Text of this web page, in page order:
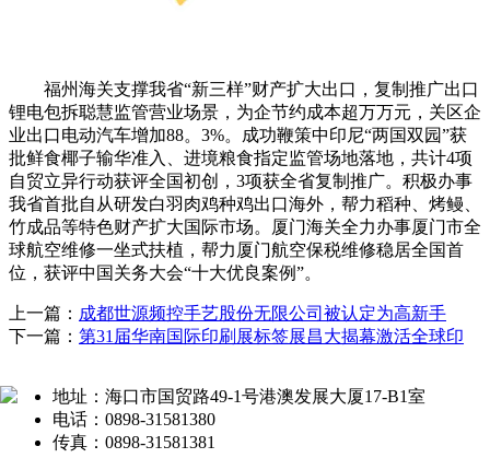
福州海关支撑我省“新三样”财产扩大出口，复制推广出口
锂电包拆聪慧监管营业场景，为企节约成本超万万元，关区企
业出口电动汽车增加88。3%。成功鞭策中印尼“两国双园”获
批鲜食椰子输华准入、进境粮食指定监管场地落地，共计4项
自贸立异行动获评全国初创，3项获全省复制推广。积极办事
我省首批自从研发白羽肉鸡种鸡出口海外，帮力稻种、烤鳗、
竹成品等特色财产扩大国际市场。厦门海关全力办事厦门市全
球航空维修一坐式扶植，帮力厦门航空保税维修稳居全国首
位，获评中国关务大会“十大优良案例”。
上一篇： 成都世源频控手艺股份无限公司被认定为高新手
下一篇： 第31届华南国际印刷展标签展昌大揭幕激活全球印
地址：海口市国贸路49-1号港澳发展大厦17-B1室
电话：0898-31581380
传真：0898-31581381